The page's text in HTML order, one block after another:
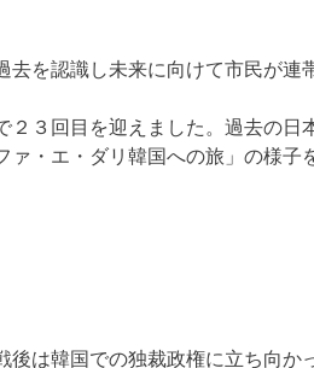
を認識し未来に向けて市民が連
３回目を迎えました。過去の日
・エ・ダリ韓国への旅」の様子
は韓国での独裁政権に立ち向か